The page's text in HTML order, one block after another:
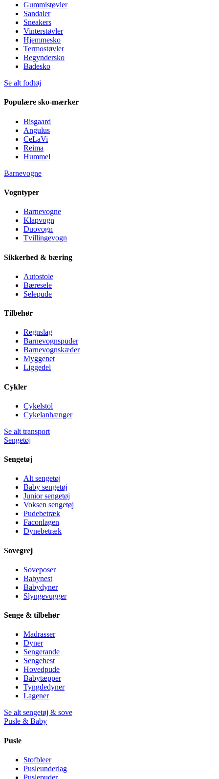
Gummistøvler
Sandaler
Sneakers
Vinterstøvler
Hjemmesko
Termostøvler
Begyndersko
Badesko
Se alt fodtøj
Populære sko-mærker
Bisgaard
Angulus
CeLaVi
Reima
Hummel
Barnevogne
Vogntyper
Barnevogne
Klapvogn
Duovogn
Tvillingevogn
Sikkerhed & bæring
Autostole
Bæresele
Selepude
Tilbehør
Regnslag
Barnevognspuder
Barnevognskæder
Myggenet
Liggedel
Cykler
Cykelstol
Cykelanhænger
Se alt transport
Sengetøj
Sengetøj
Alt sengetøj
Baby sengetøj
Junior sengetøj
Voksen sengetøj
Pudebetræk
Faconlagen
Dynebetræk
Sovegrej
Soveposer
Babynest
Babydyner
Slyngevugger
Senge & tilbehør
Madrasser
Dyner
Sengerande
Sengehest
Hovedpude
Babytæpper
Tyngdedyner
Lagener
Se alt sengetøj & sove
Pusle & Baby
Pusle
Stofbleer
Pusleunderlag
Puslepuder